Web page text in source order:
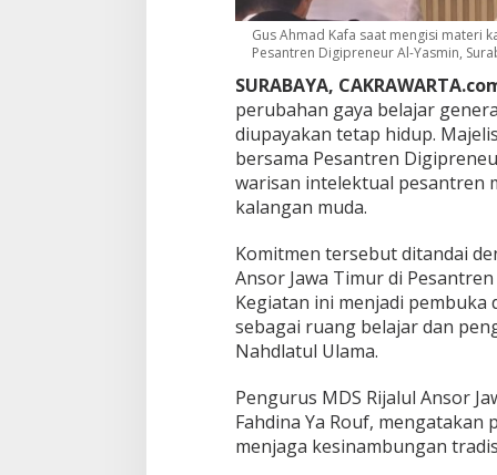
a
b
u
n
g
,
A
Y
a
s
m
i
n
a
d
i
R
Gus Ahmad Kafa saat mengisi materi
Pesantren Digipreneur Al-Yasmin,
SURABAYA,
perubahan gaya belajar
diupayakan tetap hidup.
bersama Pesantren
warisan intelektual pesantren
kalangan muda.
Komitmen tersebut ditandai
Ansor Jawa Timur di
Kegiatan ini menjadi
sebagai ruang belajar dan
Nahdlatul Ulama.
Pengurus MDS Rijalul Ansor
Fahdina Ya Rouf,
menjaga kesinambungan